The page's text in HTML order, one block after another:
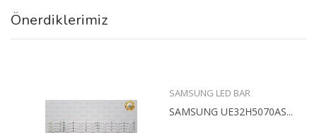
Önerdiklerimiz
SAMSUNG LED BAR
SAMSUNG UE32H5070AS...